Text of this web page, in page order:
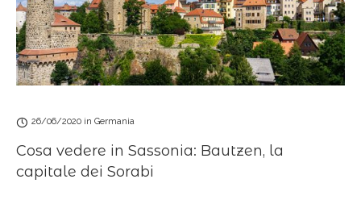
26/06/2020 in Germania
Cosa vedere in Sassonia: Bautzen, la
capitale dei Sorabi